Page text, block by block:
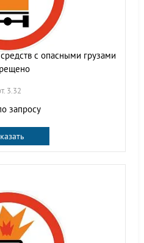
с опасными грузами
3.32
запросу